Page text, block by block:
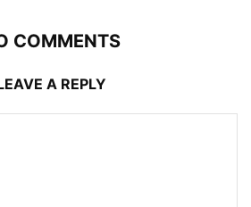
COMMENTS
A REPLY